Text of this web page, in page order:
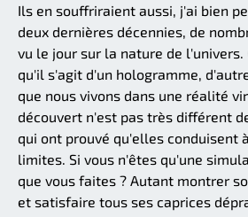
Ils en souffriraient aussi, j'ai bien
deux dernières décennies, de
vu le jour sur la nature de
qu'il s'agit d'un hologramme,
que nous vivons dans une réalité
découvert n'est pas très différent
qui ont prouvé qu'elles conduisent
limites. Si vous n'êtes qu'une
que vous faites ? Autant montrer
et satisfaire tous ses caprices